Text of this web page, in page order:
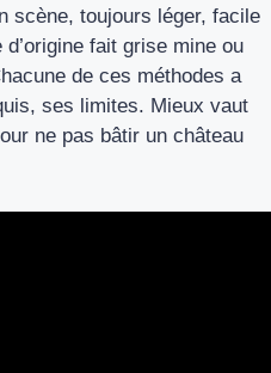
scène, toujours léger, facile
fait grise mine ou
de ces méthodes a
ses limites. Mieux vaut
ne pas bâtir un château